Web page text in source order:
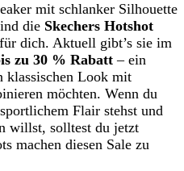
mit schlanker Silhouette
die Skechers Hotshot
dich. Aktuell gibt’s sie im
zu 30 % Rabatt – ein
klassischen Look mit
möchten. Wenn du
Flair stehst und
willst, solltest du jetzt
machen diesen Sale zu